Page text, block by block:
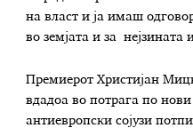
на власт и ја имаш
во земјата и за нејзината
Премиерот Христијан
вдадоа во потрага по нови
антиевропски сојузи